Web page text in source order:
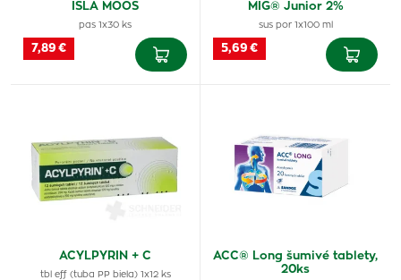
ISLA MOOS
pas 1x30 ks
7,89 €
MIG® Junior 2%
sus por 1x100 ml
5,69 €
ACYLPYRIN + C
tbl eff (tuba PP biela) 1x12 ks
ACC® Long šumivé tablety,
20ks